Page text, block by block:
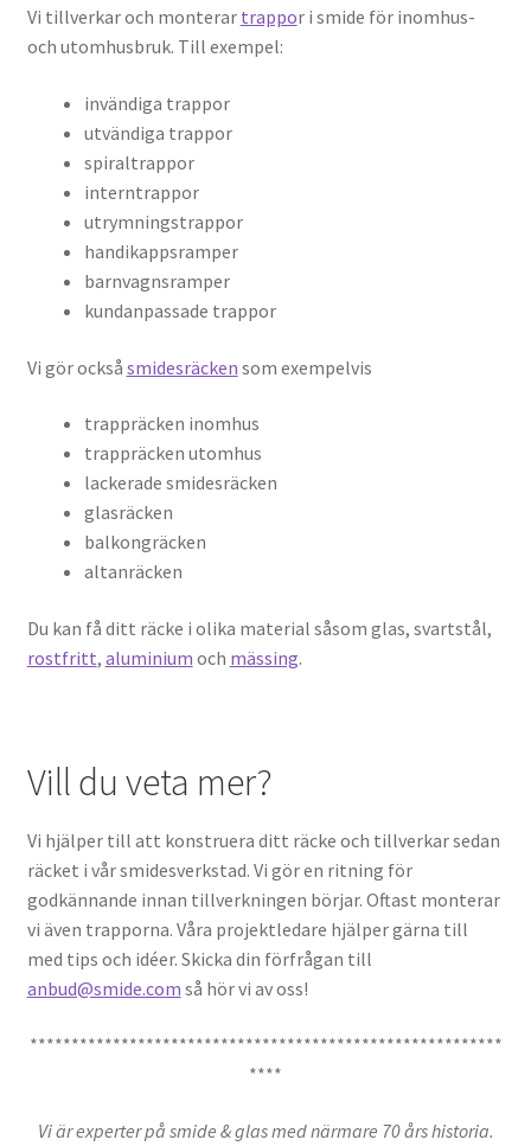
Vi tillverkar och monterar trappor i smide för inomhus-
och utomhusbruk. Till exempel:
invändiga trappor
utvändiga trappor
spiraltrappor
interntrappor
utrymningstrappor
handikappsramper
barnvagnsramper
kundanpassade trappor
Vi gör också smidesräcken som exempelvis
trappräcken inomhus
trappräcken utomhus
lackerade smidesräcken
glasräcken
balkongräcken
altanräcken
Du kan få ditt räcke i olika material såsom glas, svartstål,
rostfritt, aluminium och mässing.
Vill du veta mer?
Vi hjälper till att konstruera ditt räcke och tillverkar sedan
räcket i vår smidesverkstad. Vi gör en ritning för
godkännande innan tillverkningen börjar. Oftast monterar
vi även trapporna. Våra projektledare hjälper gärna till
med tips och idéer. Skicka din förfrågan till
anbud@smide.com så hör vi av oss!
*********************************************************
****
Vi är experter på smide & glas med närmare 70 års historia.